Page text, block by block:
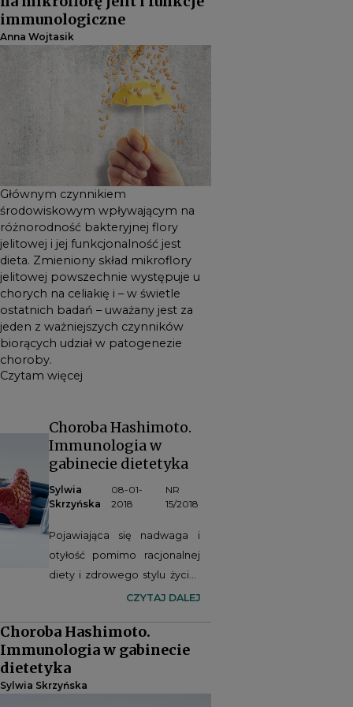
Zmieniony skład mikroflory
jelitowej powszechnie
występuje u chorych na
celiakię i – w świetle ostatnich
badań – uważany jest za
jeden z ważniejszych
czynników biorących udział w
patogenezie choroby.
immunologiczne
Anna Wojtasik
Głównym czynnikiem
środowiskowym wpływającym na
różnorodność bakteryjnej flory
jelitowej i jej funkcjonalność jest
dieta. Zmieniony skład mikroflory
jelitowej powszechnie występuje u
chorych na celiakię i – w świetle
ostatnich badań – uważany jest za
jeden z ważniejszych czynników
biorących udział w patogenezie
choroby.
Czytam więcej
Choroba Hashimoto.
Immunologia w
gabinecie dietetyka
Sylwia
Skrzyńska
08-01-
2018
NR
15/2018
Pojawiająca się nadwaga i
otyłość pomimo racjonalnej
diety i zdrowego stylu życia?
Częste zmiany nastroju,
często z przepracowania, a z
choroby Hashimoto, w której
układ immunologiczny
atakuje własne komórki
CZYTAJ DALEJ
Choroba Hashimoto.
Immunologia w gabinecie
dietetyka
Sylwia Skrzyńska